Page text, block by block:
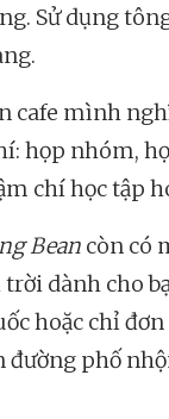
Sử dụng
cafe mình
họp nhóm,
chí học tập
Bean còn có
dành cho
hoặc chỉ
đường phố